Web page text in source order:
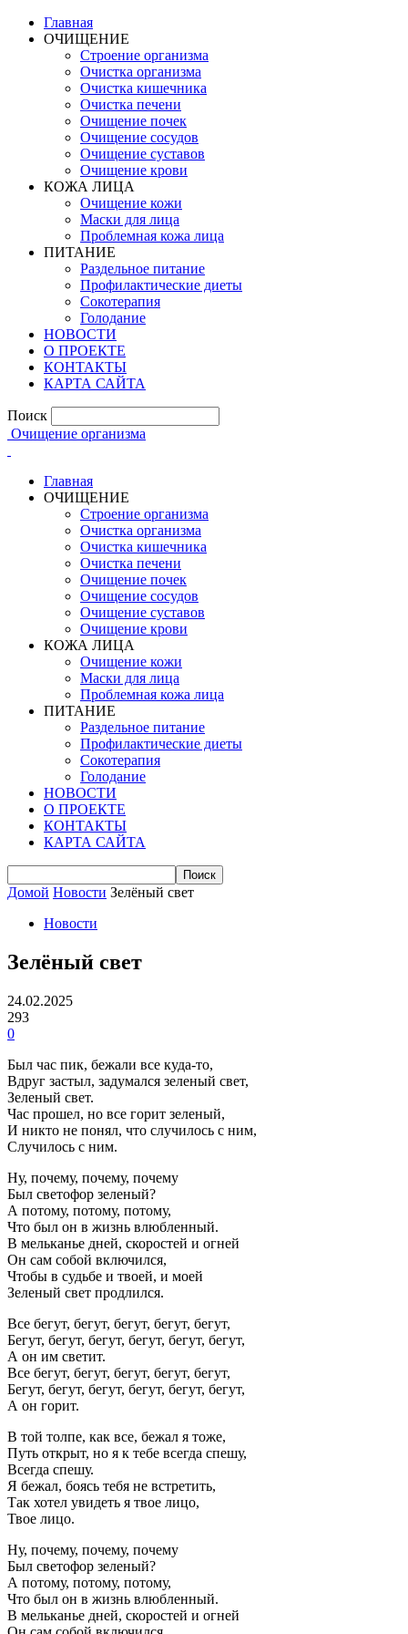
Главная
ОЧИЩЕНИЕ
Строение организма
Очистка организма
Очистка кишечника
Очистка печени
Очищение почек
Очищение сосудов
Очищение суставов
Очищение крови
КОЖА ЛИЦА
Очищение кожи
Маски для лица
Проблемная кожа лица
ПИТАНИЕ
Раздельное питание
Профилактические диеты
Сокотерапия
Голодание
НОВОСТИ
О ПРОЕКТЕ
КОНТАКТЫ
КАРТА САЙТА
Поиск
Очищение организма
Главная
ОЧИЩЕНИЕ
Строение организма
Очистка организма
Очистка кишечника
Очистка печени
Очищение почек
Очищение сосудов
Очищение суставов
Очищение крови
КОЖА ЛИЦА
Очищение кожи
Маски для лица
Проблемная кожа лица
ПИТАНИЕ
Раздельное питание
Профилактические диеты
Сокотерапия
Голодание
НОВОСТИ
О ПРОЕКТЕ
КОНТАКТЫ
КАРТА САЙТА
Домой Новости Зелёный свет
Новости
Зелёный свет
24.02.2025
293
0
Был час пик, бежали все куда-то,
Вдруг застыл, задумался зеленый свет,
Зеленый свет.
Час прошел, но все горит зеленый,
И никто не понял, что случилось с ним,
Случилось с ним.
Ну, почему, почему, почему
Был светофор зеленый?
А потому, потому, потому,
Что был он в жизнь влюбленный.
В мельканье дней, скоростей и огней
Он сам собой включился,
Чтобы в судьбе и твоей, и моей
Зеленый свет продлился.
Все бегут, бегут, бегут, бегут, бегут,
Бегут, бегут, бегут, бегут, бегут, бегут,
А он им светит.
Все бегут, бегут, бегут, бегут, бегут,
Бегут, бегут, бегут, бегут, бегут, бегут,
А он горит.
В той толпе, как все, бежал я тоже,
Путь открыт, но я к тебе всегда спешу,
Всегда спешу.
Я бежал, боясь тебя не встретить,
Так хотел увидеть я твое лицо,
Твое лицо.
Ну, почему, почему, почему
Был светофор зеленый?
А потому, потому, потому,
Что был он в жизнь влюбленный.
В мельканье дней, скоростей и огней